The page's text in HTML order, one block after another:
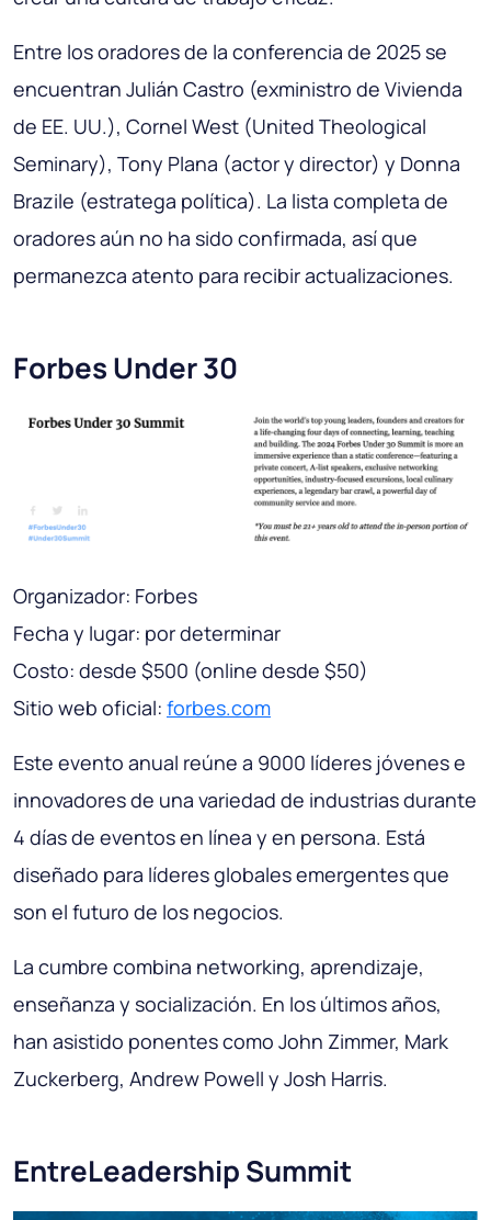
Entre los oradores de la conferencia de 2025 se
encuentran Julián Castro (exministro de Vivienda
de EE. UU.), Cornel West (United Theological
Seminary), Tony Plana (actor y director) y Donna
Brazile (estratega política). La lista completa de
oradores aún no ha sido confirmada, así que
permanezca atento para recibir actualizaciones.
Forbes Under 30
Organizador: Forbes
Fecha y lugar: por determinar
Costo: desde $500 (online desde $50)
Sitio web oficial: forbes.com
Este evento anual reúne a 9000 líderes jóvenes e
innovadores de una variedad de industrias durante
4 días de eventos en línea y en persona. Está
diseñado para líderes globales emergentes que
son el futuro de los negocios.
La cumbre combina networking, aprendizaje,
enseñanza y socialización. En los últimos años,
han asistido ponentes como John Zimmer, Mark
Zuckerberg, Andrew Powell y Josh Harris.
EntreLeadership Summit